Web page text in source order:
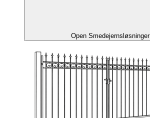
Open Smedejernsløsninger